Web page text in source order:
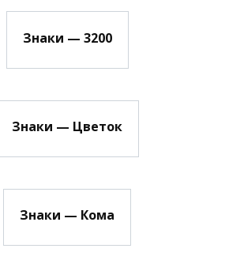
Знаки — 3200
Знаки — Цветок
Знаки — Кома